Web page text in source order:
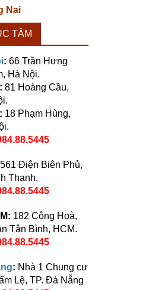
Nai
TÂM
: 66 Trần Hưng
Hà Nội.
81 Hoàng Cầu,
18 Phạm Hùng,
Điện Biên Phủ,
Thạnh.
182 Cộng Hoà,
Tân Bình, HCM.
: Nhà 1 Chung cư
Lệ, TP. Đà Nẵng